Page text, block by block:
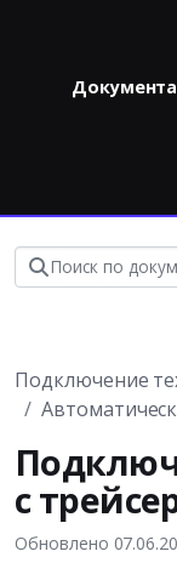
Подключение
с
Обновлено